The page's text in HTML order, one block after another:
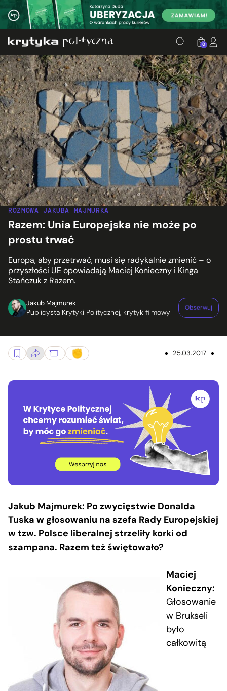
0
ROZMOWA JAKUBA MAJMURKA
Razem: Unia Europejska nie może po
prostu trwać
Europa, aby przetrwać, musi się radykalnie zmienić – o
przyszłości UE opowiadają Maciej Konieczny i Kinga
Stańczuk z Razem.
Jakub Majmurek
Publicysta Krytyki Politycznej, krytyk filmowy Obserwuj
25.03.2017
Jakub Majmurek: Po zwycięstwie Donalda
Tuska w głosowaniu na szefa Rady Europejskiej
w tzw. Polsce liberalnej strzeliły korki od
szampana. Razem też świętowało?
Maciej
Konieczny:
Głosowanie
w Brukseli
było
całkowitą